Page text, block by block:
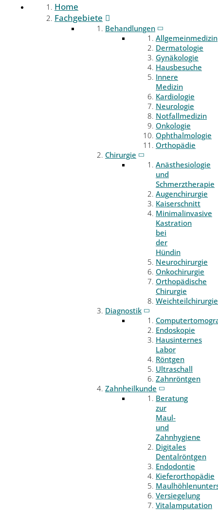
Home
Fachgebiete
Behandlungen
Allgemeinmedizin
Dermatologie
Gynäkologie
Hausbesuche
Innere
Medizin
Kardiologie
Neurologie
Notfallmedizin
Onkologie
Ophthalmologie
Orthopädie
Chirurgie
Anästhesiologie
und
Schmerztherapie
Augenchirurgie
Kaiserschnitt
Minimalinvasive
Kastration
bei
der
Hündin
Neurochirurgie
Onkochirurgie
Orthopädische
Chirurgie
Weichteilchirurgie
Diagnostik
Endoskopie
Hausinternes
Labor
Röntgen
Ultraschall
Zahnröntgen
Zahnheilkunde
Beratung
zur
Maul-
und
Zahnhygiene
Digitales
Dentalröntgen
Endodontie
Kieferorthopädie
Versiegelung
Vitalamputation